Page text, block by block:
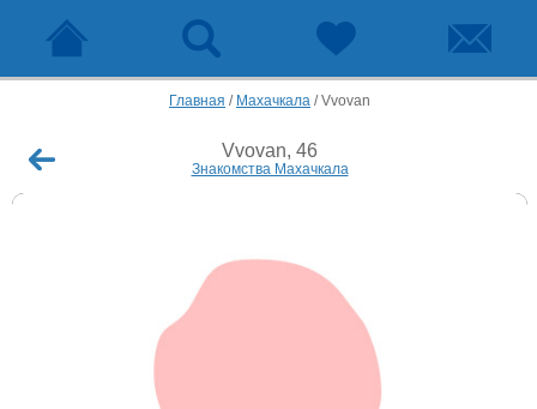
Главная / Махачкала /Vvovan
Vvovan, 46
Знакомства Махачкала